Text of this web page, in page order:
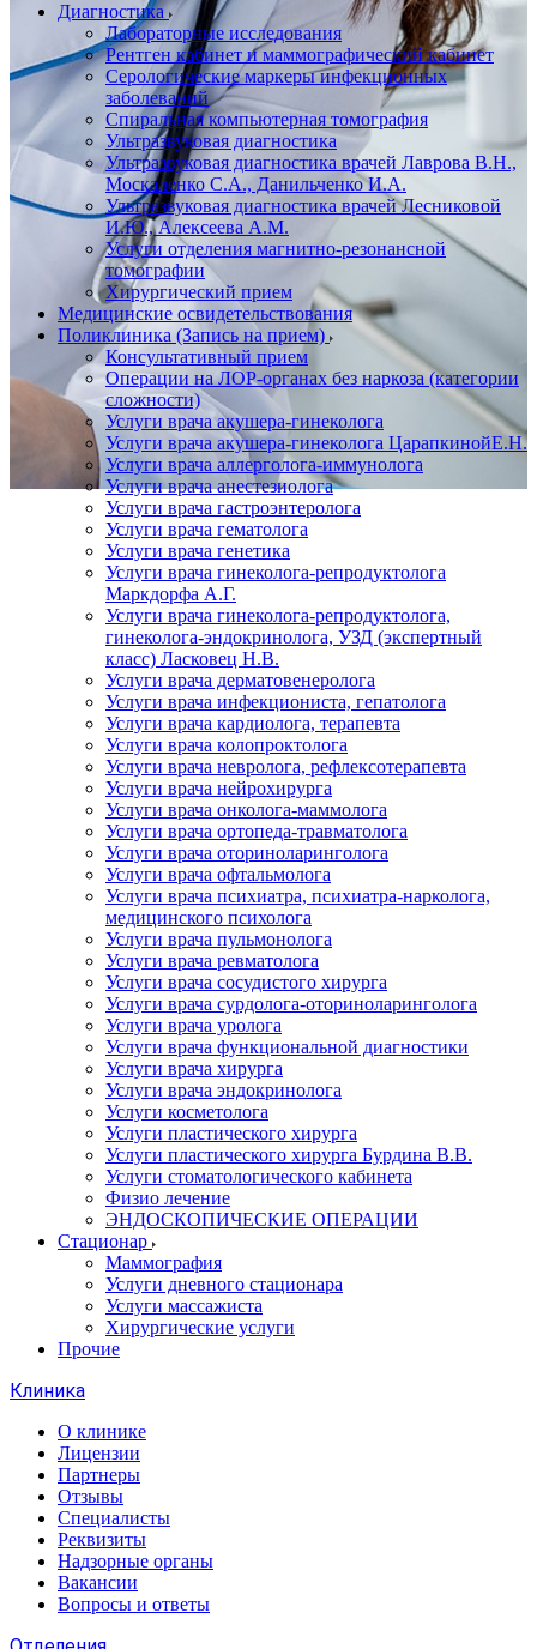
Диагностика
Лабораторные исследования
Рентген кабинет и маммографический кабинет
Серологические маркеры инфекционных
заболеваний
Спиральная компьютерная томография
Ультразвуковая диагностика
Ультразвуковая диагностика врачей Лаврова В.Н.,
Москаленко С.А., Данильченко И.А.
Ультразвуковая диагностика врачей Лесниковой
И.Ю., Алексеева А.М.
Услуги отделения магнитно-резонансной
томографии
Хирургический прием
Медицинские освидетельствования
Поликлиника (Запись на прием)
Консультативный прием
Операции на ЛОР-органах без наркоза (категории
сложности)
Услуги врача акушера-гинеколога
Услуги врача акушера-гинеколога ЦарапкинойЕ.Н.
Услуги врача аллерголога-иммунолога
Услуги врача анестезиолога
Услуги врача гастроэнтеролога
Услуги врача гематолога
Услуги врача генетика
Услуги врача гинеколога-репродуктолога
Маркдорфа А.Г.
Услуги врача гинеколога-репродуктолога,
гинеколога-эндокринолога, УЗД (экспертный
класс) Ласковец Н.В.
Услуги врача дерматовенеролога
Услуги врача инфекциониста, гепатолога
Услуги врача кардиолога, терапевта
Услуги врача колопроктолога
Услуги врача невролога, рефлексотерапевта
Услуги врача нейрохирурга
Услуги врача онколога-маммолога
Услуги врача ортопеда-травматолога
Услуги врача оториноларинголога
Услуги врача офтальмолога
Услуги врача психиатра, психиатра-нарколога,
медицинского психолога
Услуги врача пульмонолога
Услуги врача ревматолога
Услуги врача сосудистого хирурга
Услуги врача сурдолога-оториноларинголога
Услуги врача уролога
Услуги врача функциональной диагностики
Услуги врача хирурга
Услуги врача эндокринолога
Услуги косметолога
Услуги пластического хирурга
Услуги пластического хирурга Бурдина В.В.
Услуги стоматологического кабинета
Физио лечение
ЭНДОСКОПИЧЕСКИЕ ОПЕРАЦИИ
Стационар
Маммография
Услуги дневного стационара
Услуги массажиста
Хирургические услуги
Прочие
Клиника
О клинике
Лицензии
Партнеры
Отзывы
Специалисты
Реквизиты
Надзорные органы
Вакансии
Вопросы и ответы